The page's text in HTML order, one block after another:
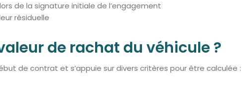
de la signature initiale de l’engagement
résiduelle
de rachat du véhicule ?
de contrat et s’appuie sur divers critères pour être calculée :